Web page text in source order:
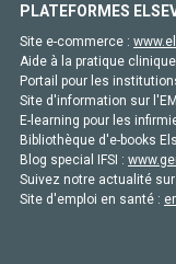
PLATEFORMES
Site e-commerce :
Aide à la pratique
Portail pour les
Site d'information sur
E-learning pour les
Bibliothèque d'e-books
Blog special IFSI :
Suivez notre actualité
Site d'emploi en santé :